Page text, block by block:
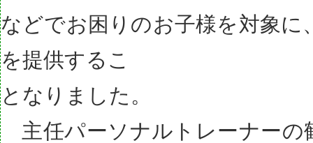
などでお困りのお子様を対象に
を提供するこ
となりました。
主任パーソナルトレーナーの